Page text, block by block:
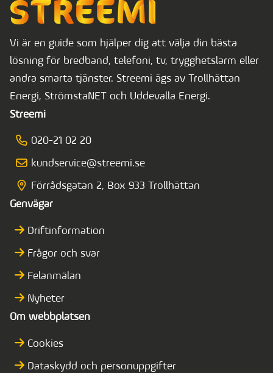
Vi är en guide som hjälper dig att välja din bästa
lösning för bredband, telefoni, tv, trygghetslarm eller
andra smarta tjänster. Streemi ägs av Trollhättan
Energi, StrömstaNET och Uddevalla Energi.
Streemi
020-21 02 20
kundservice@streemi.se
Förrådsgatan 2, Box 933 Trollhättan
Genvägar
Driftinformation
Frågor och svar
Felanmälan
Nyheter
Om webbplatsen
Cookies
Dataskydd och personuppgifter